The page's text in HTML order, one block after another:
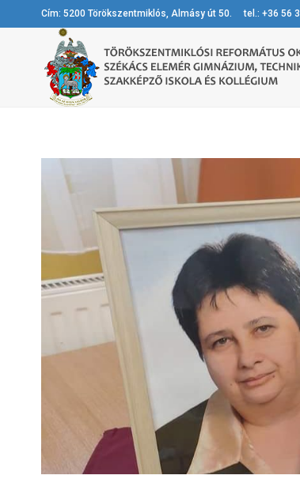
Cím: 5200 Törökszentmiklós, Almásy út 50. tel.: +36 56